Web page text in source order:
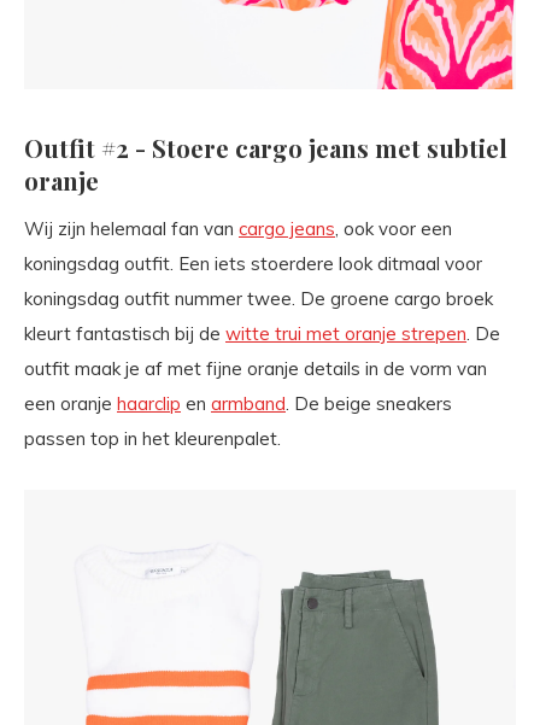
Outfit #2 - Stoere cargo jeans met subtiel
oranje
Wij zijn helemaal fan van cargo jeans, ook voor een
koningsdag outfit. Een iets stoerdere look ditmaal voor
koningsdag outfit nummer twee. De groene cargo broek
kleurt fantastisch bij de witte trui met oranje strepen. De
outfit maak je af met fijne oranje details in de vorm van
een oranje haarclip en armband. De beige sneakers
passen top in het kleurenpalet.